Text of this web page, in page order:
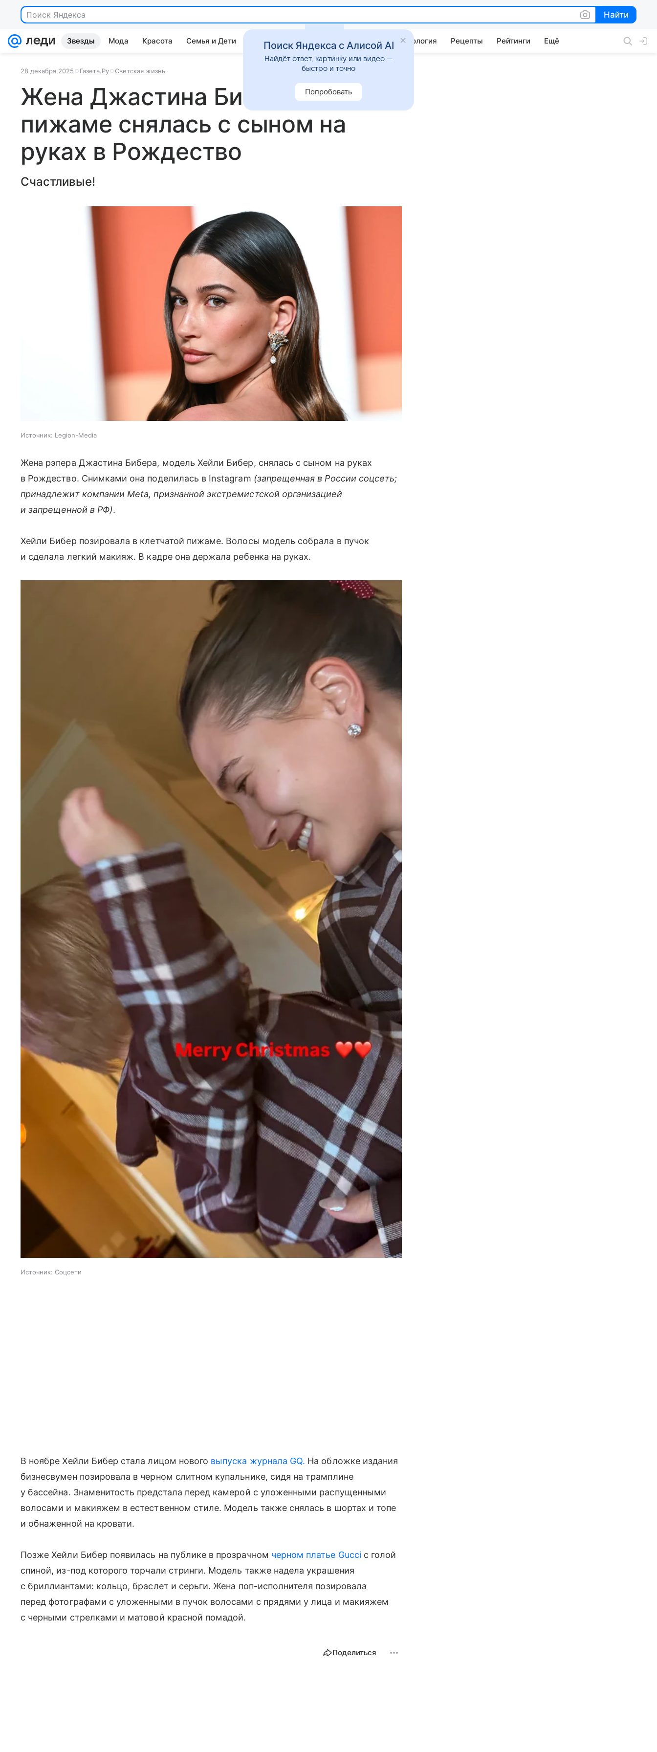
Поиск Яндекса Найти
Найти
Звезды Мода Красота Семья и Дети Дом Гороскопы Стиль жизни Психология Рецепты Рейтинги Ещё
28 декабря 2025 Газета.Ру Светская жизнь
Жена Джастина Бибера в
пижаме снялась с сыном на
руках в Рождество
Счастливые!
Источник: Legion-Media
Жена рэпера Джастина Бибера, модель Хейли Бибер, снялась с сыном на руках
в Рождество. Снимками она поделилась в Instagram (запрещенная в России соцсеть;
принадлежит компании Meta, признанной экстремистской организацией
и запрещенной в РФ).
Хейли Бибер позировала в клетчатой пижаме. Волосы модель собрала в пучок
и сделала легкий макияж. В кадре она держала ребенка на руках.
Источник: Соцсети
В ноябре Хейли Бибер стала лицом нового выпуска журнала GQ. На обложке издания
бизнесвумен позировала в черном слитном купальнике, сидя на трамплине
у бассейна. Знаменитость предстала перед камерой с уложенными распущенными
волосами и макияжем в естественном стиле. Модель также снялась в шортах и топе
и обнаженной на кровати.
Позже Хейли Бибер появилась на публике в прозрачном черном платье Gucciс голой
спиной, из-под которого торчали стринги. Модель также надела украшения
с бриллиантами: кольцо, браслет и серьги. Жена поп-исполнителя позировала
перед фотографами с уложенными в пучок волосами с прядями у лица и макияжем
с черными стрелками и матовой красной помадой.
Поделиться
Поиск Яндекса с Алисой AI
Найдёт ответ, картинку или видео —
быстро и точно
Попробовать